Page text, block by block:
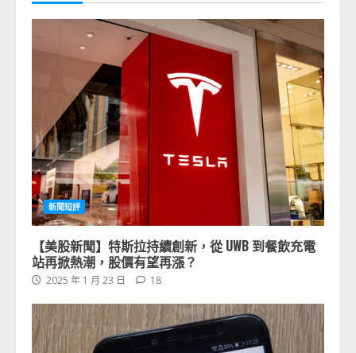
新聞短評
【美股新聞】特斯拉持續創新，從 UWB 到餐飲充電
站再掀熱潮，股價有望再漲？
2025 年 1 月 23 日 18